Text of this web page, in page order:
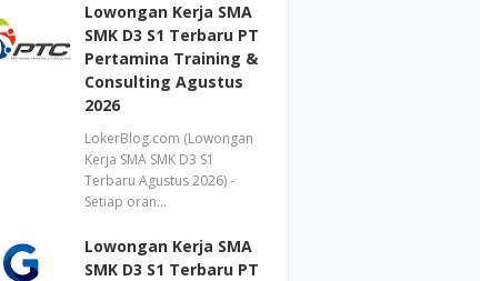
Lowongan Kerja SMA
SMK D3 S1 Terbaru PT
Pertamina Training &
Consulting Agustus
2026
LokerBlog.com (Lowongan
Kerja SMA SMK D3 S1
Terbaru Agustus 2026) -
Setiap oran…
Lowongan Kerja SMA
SMK D3 S1 Terbaru PT